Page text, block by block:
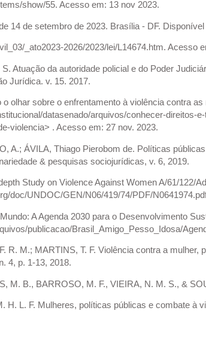
show/55. Acesso em: 13 nov 2023.
de 14 de setembro de 2023. Brasília - DF.
_ato2023-2026/2023/lei/L14674.htm. Acesso
Atuação da autoridade policial e do Poder
Jurídica. v. 15. 2017.
o olhar sobre o enfrentamento à violência contra
datasenado/arquivos/conhecer-direitos-
violencia> . Acesso em: 27 nov. 2023.
A.; ÁVILA, Thiago Pierobom de. Políticas
& pesquisas sociojurídicas, v. 6, 2019.
Study on Violence Against Women A/61/122/
doc/UNDOC/GEN/N06/419/74/PDF/
A Agenda 2030 para o Desenvolvimento
publicacao/Brasil_Amigo_Pesso_Idosa/
R. M.; MARTINS, T. F. Violência contra a
4, p. 1-13, 2018.
M. B., BARROSO, M. F., VIEIRA, N. M. S., &
H. L. F. Mulheres, políticas públicas e combate à